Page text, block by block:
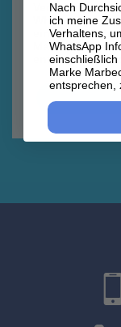
Verhaltens, um
WhatsApp
einschließlich
Marke
entsprechen,
Nach
ich meine
Verhaltens,
WhatsApp
Marke
entsprechen,